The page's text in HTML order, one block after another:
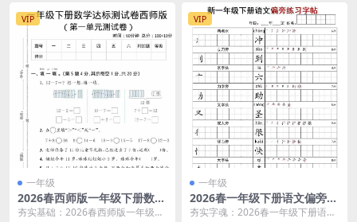
VIP
一年级
2026春西师版一年级下册数学
第一单元达标测试卷100以内
夯实基础：2026春西师版一年级下
VIP
一年级
2026春一年级下册语文偏旁部
首专项练习同步字帖全册电子
夯实字魂：2026春一年级下册语文